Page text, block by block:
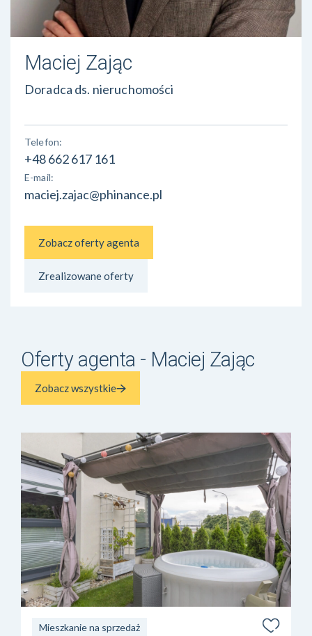
Maciej Zając
Doradca ds. nieruchomości
Telefon:
+48 662 617 161
E-mail:
maciej.zajac@phinance.pl
Zobacz oferty agenta
Zrealizowane oferty
Oferty agenta - Maciej Zając
Zobacz wszystkie
Mieszkanie na sprzedaż